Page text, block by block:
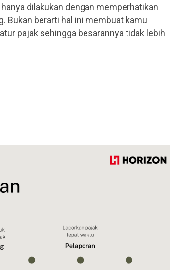
dilakukan dengan memperhatikan
Bukan berarti hal ini membuat kamu
pajak sehingga besarannya tidak lebih